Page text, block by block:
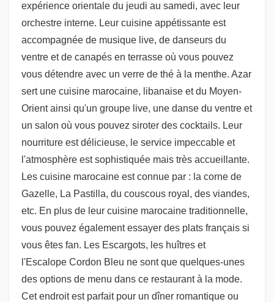
expérience orientale du jeudi au samedi, avec leur
orchestre interne. Leur cuisine appétissante est
accompagnée de musique live, de danseurs du
ventre et de canapés en terrasse où vous pouvez
vous détendre avec un verre de thé à la menthe. Azar
sert une cuisine marocaine, libanaise et du Moyen-
Orient ainsi qu'un groupe live, une danse du ventre et
un salon où vous pouvez siroter des cocktails. Leur
nourriture est délicieuse, le service impeccable et
l'atmosphère est sophistiquée mais très accueillante.
Les cuisine marocaine est connue par : la corne de
Gazelle, La Pastilla, du couscous royal, des viandes,
etc. En plus de leur cuisine marocaine traditionnelle,
vous pouvez également essayer des plats français si
vous êtes fan. Les Escargots, les huîtres et
l'Escalope Cordon Bleu ne sont que quelques-unes
des options de menu dans ce restaurant à la mode.
Cet endroit est parfait pour un dîner romantique ou